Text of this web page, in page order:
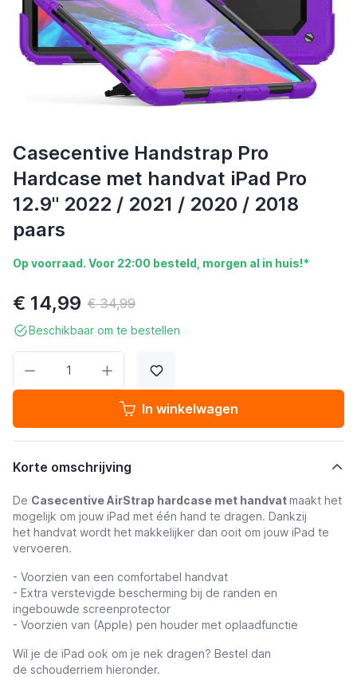
Casecentive Handstrap Pro
Hardcase met handvat iPad Pro
12.9" 2022 / 2021 / 2020 / 2018
paars
Op voorraad. Voor 22:00 besteld, morgen al in huis!*
€ 14,99 € 34,99
Beschikbaar om te bestellen
In winkelwagen
Korte omschrijving
De Casecentive AirStrap hardcase met handvatmaakt het
mogelijk om jouw iPad met één hand te dragen. Dankzij
het handvat wordt het makkelijker dan ooit om jouw iPad te
vervoeren.
- Voorzien van een comfortabel handvat
- Extra verstevigde bescherming bij de randen en
ingebouwde screenprotector
- Voorzien van (Apple) pen houder met oplaadfunctie
Wil je de iPad ook om je nek dragen? Bestel dan
de schouderriem hieronder.